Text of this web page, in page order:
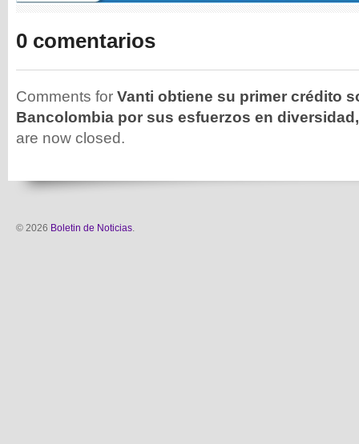
0 comentarios
Comments for Vanti obtiene su primer crédito
Bancolombia por sus esfuerzos en
are now closed.
© 2026 Boletin de Noticias.